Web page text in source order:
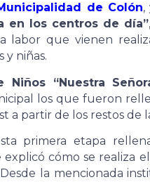
de Colón,
en los centros de día”
labor que vienen
y niñas.
Niños “Nuestra
los que fueron
a partir de los restos de
primera etapa
cómo se realiza
la mencionada